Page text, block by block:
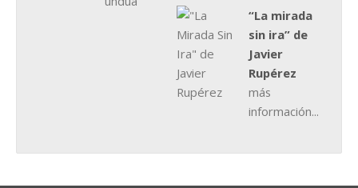
“La mirada
sin ira” de
Javier
Rupérez
más
información...